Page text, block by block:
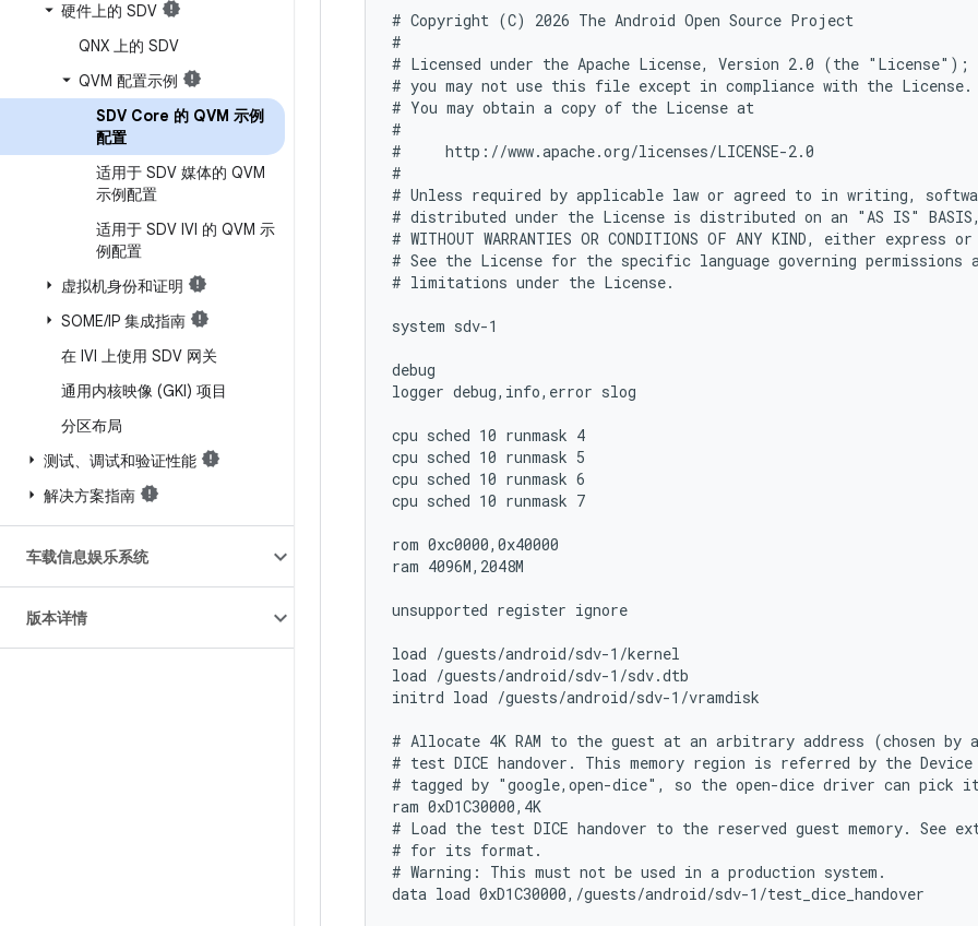
硬件上的 SDV
QNX 上的 SDV
QVM 配置示例
SDV Core 的 QVM 示例
配置
适用于 SDV 媒体的 QVM
示例配置
适用于 SDV IVI 的 QVM 示
例配置
虚拟机身份和证明
SOME/IP 集成指南
在 IVI 上使用 SDV 网关
通用内核映像 (GKI) 项目
分区布局
测试、调试和验证性能
解决方案指南
车载信息娱乐系统
版本详情
# Copyright (C) 2026 The Android Open Source Project
#
# Licensed under the Apache License, Version 2.0 (the "License");
# you may not use this file except in compliance with the License.
# You may obtain a copy of the License at
#
#     http://www.apache.org/licenses/LICENSE-2.0
#
# Unless required by applicable law or agreed to in writing,
# distributed under the License is distributed on an "AS IS"
# WITHOUT WARRANTIES OR CONDITIONS OF ANY KIND, either express
# See the License for the specific language governing permissions
# limitations under the License.
system sdv-1
debug
logger debug,info,error slog
cpu sched 10 runmask 4
cpu sched 10 runmask 5
cpu sched 10 runmask 6
cpu sched 10 runmask 7
rom 0xc0000,0x40000
ram 4096M,2048M
unsupported register ignore
load /guests/android/sdv-1/kernel
load /guests/android/sdv-1/sdv.dtb
initrd load /guests/android/sdv-1/vramdisk
# Allocate 4K RAM to the guest at an arbitrary address (chosen
# test DICE handover. This memory region is referred by the Device
# tagged by "google,open-dice", so the open-dice driver can pick
ram 0xD1C30000,4K
# Load the test DICE handover to the reserved guest memory. See
# for its format.
# Warning: This must not be used in a production system.
data load 0xD1C30000,/guests/android/sdv-1/test_dice_handover